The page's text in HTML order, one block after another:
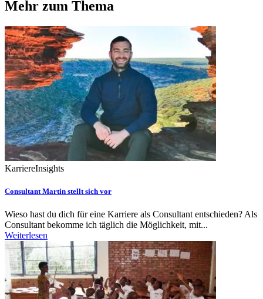
Mehr zum Thema
KarriereInsights
Consultant Martin stellt sich vor
Wieso hast du dich für eine Karriere als Consultant entschieden? Als
Consultant bekomme ich täglich die Möglichkeit, mit...
Weiterlesen